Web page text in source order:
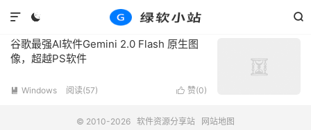


 共 1 篇文章
标签：Google AI Studio
谷歌最强AI软件Gemini 2.0 Flash 原生图
像，超越PS软件
 赞(0)
 Windows 阅读(57)
© 2010-2026 软件资源分享站
网站地图